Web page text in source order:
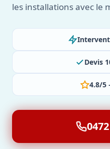
les installations avec le
Devis
4.8/5